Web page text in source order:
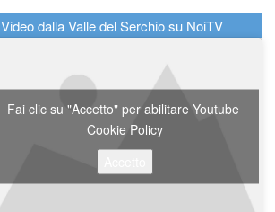
Video dalla Valle del Serchio su NoiTV
Fai clic su "Accetto" per abilitare Youtube
Cookie Policy